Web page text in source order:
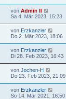
von Admin II
Sa 4. Mär 2023, 15:23
von Erzkanzler
Do 2. Mär 2023, 18:06
von Erzkanzler
Di 28. Feb 2023, 16:43
von Jochen-H
Do 23. Feb 2023, 21:09
von Erzkanzler
So 14. Mär 2021, 16:50